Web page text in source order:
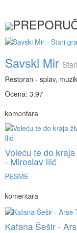
Savski Mir
Restoran - splav,
Ocena: 3.97
komentara
Voleću te do
- Miroslav Ilić
PESME
komentara
Kafana Šešir -